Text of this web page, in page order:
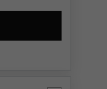
boor Dedra